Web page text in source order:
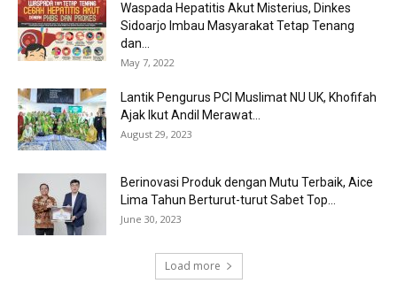
Waspada Hepatitis Akut Misterius, Dinkes
Sidoarjo Imbau Masyarakat Tetap Tenang
dan...
May 7, 2022
Lantik Pengurus PCI Muslimat NU UK, Khofifah
Ajak Ikut Andil Merawat...
August 29, 2023
Berinovasi Produk dengan Mutu Terbaik, Aice
Lima Tahun Berturut-turut Sabet Top...
June 30, 2023
Load more